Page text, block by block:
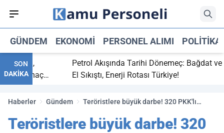
GÜNDEM EKONOMI PERSONEL ALIMI POLITIKA
SON
DAKİKA
bitti,
maç
Petrol Akışında Tarihi Dönemeç: Bağdat ve
El Sıkıştı, Enerji Rotası Türkiye!
Haberler Gündem
Teröristlere büyük darbe! 320 PKK'lı
Teröristlere büyük darbe! 320